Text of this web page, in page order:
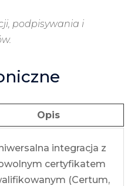
podpisywania i
Opis
integracja z
certyfikatem
(Certum,